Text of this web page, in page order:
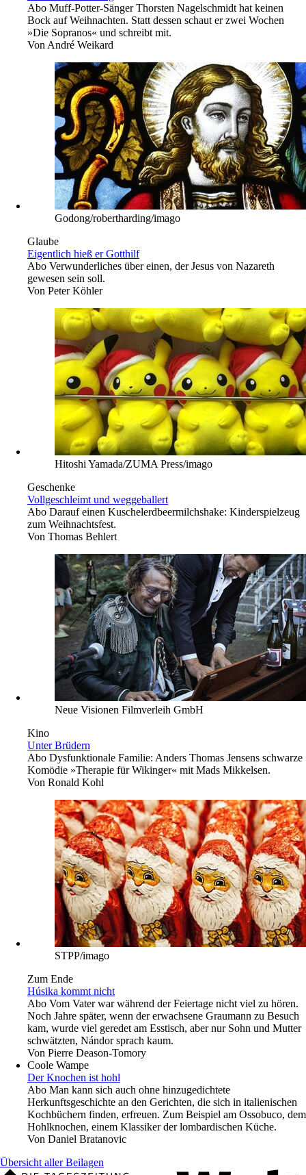
Abo Muff-Potter-Sänger Thorsten Nagelschmidt hat keinen
Bock auf Weihnachten. Statt dessen schaut er zwei Wochen
»Die Sopranos« und schreibt mit.
Von André Weikard
Godong/robertharding/imago
Glaube
Eigentlich hieß er Gotthilf
Abo Verwunderliches über einen, der Jesus von Nazareth
gewesen sein soll.
Von Peter Köhler
Hitoshi Yamada/ZUMA Press/imago
Geschenke
Vollgeschleimt und weggeballert
Abo Darauf einen Kuschelerdbeermilchshake: Kinderspielzeug
zum Weihnachtsfest.
Von Thomas Behlert
Neue Visionen Filmverleih GmbH
Kino
Unter Brüdern
Abo Dysfunktionale Familie: Anders Thomas Jensens schwarze
Komödie »Therapie für Wikinger« mit Mads Mikkelsen.
Von Ronald Kohl
STPP/imago
Zum Ende
Húsika kommt nicht
Abo Vom Vater war während der Feiertage nicht viel zu hören.
Noch Jahre später, wenn der erwachsene Graumann zu Besuch
kam, wurde viel geredet am Esstisch, aber nur Sohn und Mutter
schwätzten, Nándor sprach kaum.
Von Pierre Deason-Tomory
Coole Wampe
Der Knochen ist hohl
Abo Man kann sich auch ohne hinzugedichtete
Herkunftsgeschichte an den Gerichten, die sich in italienischen
Kochbüchern finden, erfreuen. Zum Beispiel am Ossobuco, dem
Hohlknochen, einem Klassiker der lombardischen Küche.
Von Daniel Bratanovic
Übersicht aller Beilagen